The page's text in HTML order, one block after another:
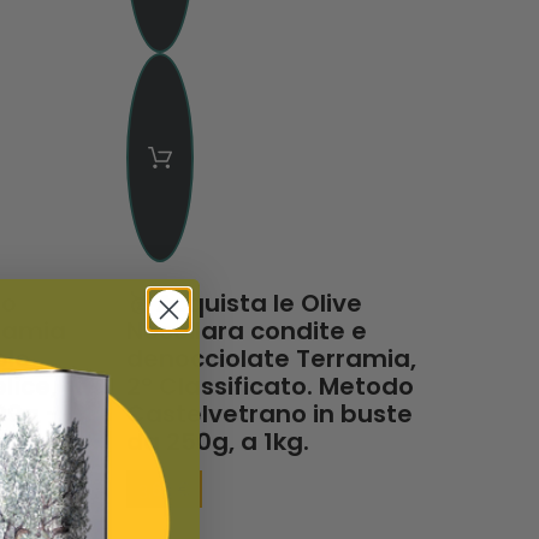
-
🥈 Acquista le Olive
Nocellara condite e
denocciolate Terramia,
2° Classificato. Metodo
Castelvetrano in buste
da 250g, a 1kg.
3,63 €